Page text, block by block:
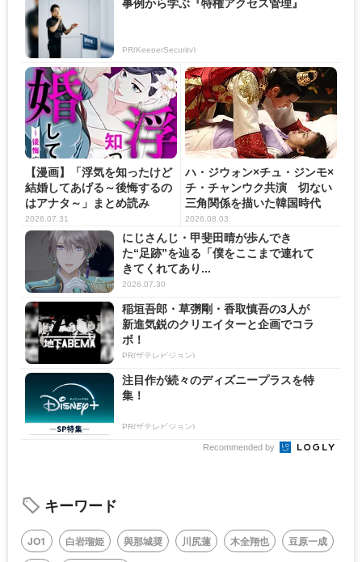
事例から学ぶ『特権アクセス管理』
PR(KeeperSecurity)
【漫画】「浮気を知ったけど
結婚してあげる～後悔するの
はアナタ～」まとめ読み
2026.07.31
ハ・ジウォン×チュ・ジンモ×
チ・チャンウク共演 切ない
三角関係を描いた韓国時代
劇...
2026.08.03
にじさんじ・甲斐田晴が歩んでき
た“足跡”を辿る「僕をここまで連れて
きてくれてあり...
2026.07.30
稲垣吾郎・草彅剛・香取慎吾の3人が
新進気鋭のクリエイターと企画でコラ
ボ！
PR(ザテレビジョン)
注目作が続々のディズニープラスを特
集！
PR(ザテレビジョン)
Recommended by
キーワード
JO1 ⽩岩瑠姫 與那城奨 川尻蓮 ⽊全翔也
⾖原⼀成